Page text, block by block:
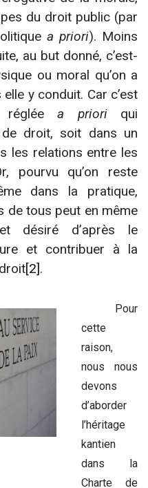
du droit public (par
a priori). Moins
au but donné, c’est-
ou moral qu’on a
y conduit. Car c’est
régléea prioriqui
droit, soit dans un
les relations entre les
pourvu qu’on reste
dans la pratique,
de tous peut en même
désiré d’après le
et contribuer à la
[2].
Pour
cette
raison,
nous nous
devons
d’aborder
l’héritage
kantien
dans la
Charte de